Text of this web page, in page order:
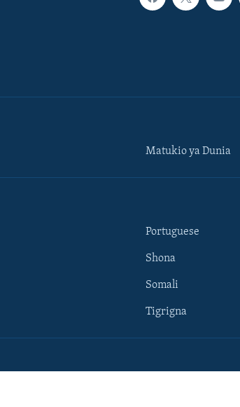
Matukio ya Dunia
Portuguese
Shona
Somali
Tigrigna